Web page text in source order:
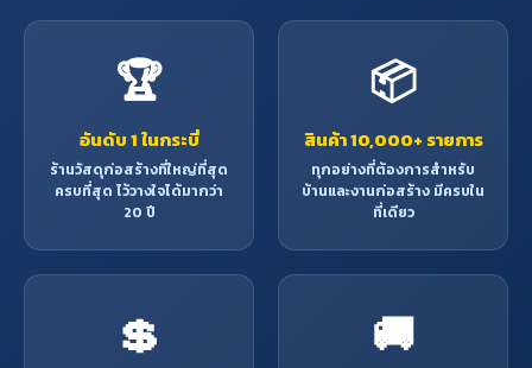
🏆
อันดับ 1 ในกระบี่
ร้านวัสดุก่อสร้างที่ใหญ่ที่สุด
ครบที่สุด ไว้วางใจได้มากว่า
20 ปี
📦
สินค้า 10,000+ รายการ
ทุกอย่างที่ต้องการสำหรับ
บ้านและงานก่อสร้าง มีครบใน
ที่เดียว
💲 🚚